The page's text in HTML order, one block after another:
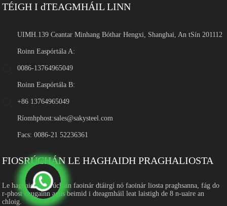
TÉIGH I dTEAGMHÁIL LINN
UIMH.139 Ceantar Minhang Bóthar Hengxi, Shanghai, An tSín 201112
Roinn Easpórtála A:
0086-13764965049
Roinn Easpórtála B:
+86 13764965049
Ríomhphost:sales@sakysteel.com
Facs: 0086-21 52236361
FIOSRÚCHÁN LE HAGHAIDH PRAGHALIOSTA
Le haghaidh fiosrúcháin faoinár dtáirgí nó faoinár liosta praghsanna, fág do
r-phost chugainn agus beimid i dteagmháil leat laistigh de 8 n-uaire an
chloig.